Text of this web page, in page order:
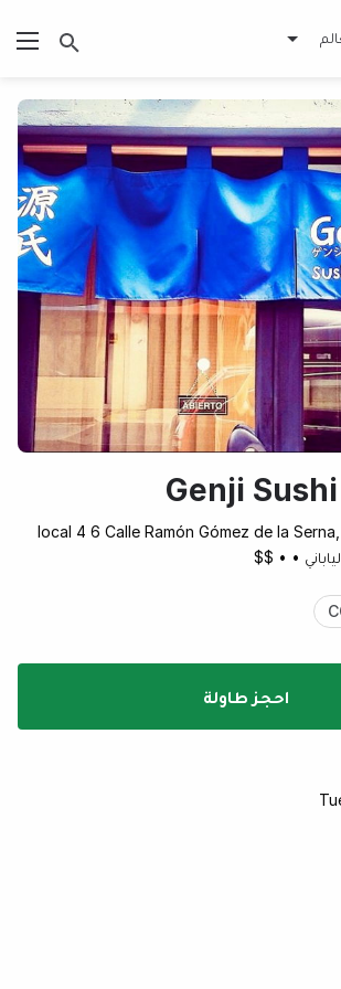
Genji
local 4 6 Calle Ramón Gómez de la
•
•
$$
احجز طاولة